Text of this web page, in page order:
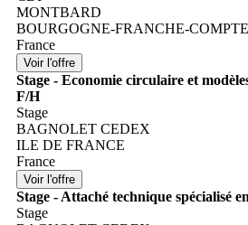
MONTBARD
BOURGOGNE-FRANCHE-COMPTE
France
Stage - Economie circulaire et
F/H
Stage
BAGNOLET CEDEX
ILE DE FRANCE
France
Stage - Attaché technique spécialisé
Stage